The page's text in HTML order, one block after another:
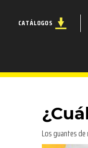
CATÁLOGOS
Los guantes